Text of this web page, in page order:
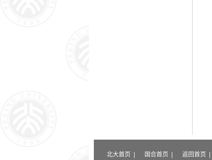
北大首页 国合首页 返回首页